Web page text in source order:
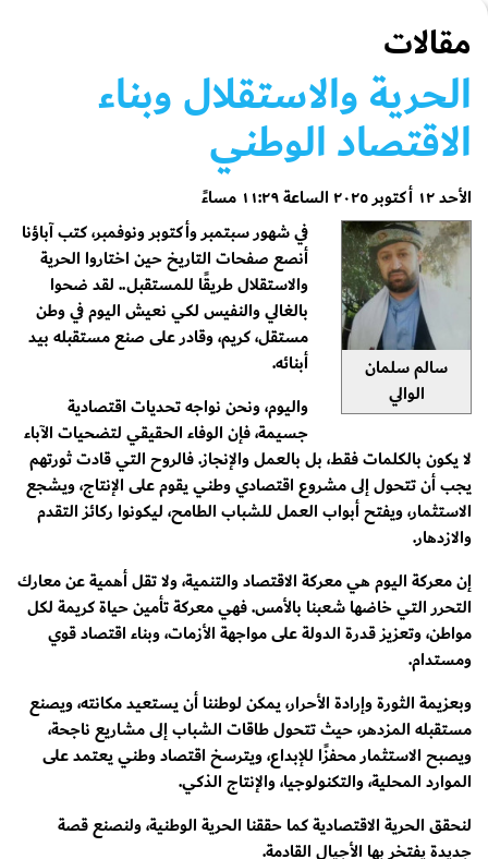
مقالات
الحرية والاستقلال وبناء
الاقتصاد الوطني
الأحد ١٢ أكتوبر ٢٠٢٥ الساعة ١١:٢٩ مساءً
سالم سلمان
الوالي
في شهور سبتمبر وأكتوبر ونوفمبر، كتب آباؤنا
أنصع صفحات التاريخ حين اختاروا الحرية
والاستقلال طريقًا للمستقبل.. لقد ضحوا
بالغالي والنفيس لكي نعيش اليوم في وطن
مستقل، كريم، وقادر على صنع مستقبله بيد
أبنائه.
واليوم، ونحن نواجه تحديات اقتصادية
جسيمة، فإن الوفاء الحقيقي لتضحيات الآباء
لا يكون بالكلمات فقط، بل بالعمل والإنجاز. فالروح التي قادت ثورتهم
يجب أن تتحول إلى مشروع اقتصادي وطني يقوم على الإنتاج، ويشجع
الاستثمار، ويفتح أبواب العمل للشباب الطامح، ليكونوا ركائز التقدم
والازدهار.
إن معركة اليوم هي معركة الاقتصاد والتنمية، ولا تقل أهمية عن معارك
التحرر التي خاضها شعبنا بالأمس. فهي معركة تأمين حياة كريمة لكل
مواطن، وتعزيز قدرة الدولة على مواجهة الأزمات، وبناء اقتصاد قوي
ومستدام.
وبعزيمة الثورة وإرادة الأحرار، يمكن لوطننا أن يستعيد مكانته، ويصنع
مستقبله المزدهر، حيث تتحول طاقات الشباب إلى مشاريع ناجحة،
ويصبح الاستثمار محفزًا للإبداع، ويترسخ اقتصاد وطني يعتمد على
الموارد المحلية، والتكنولوجيا، والإنتاج الذكي.
لنحقق الحرية الاقتصادية كما حققنا الحرية الوطنية، ولنصنع قصة
جديدة يفتخر بها الأجيال القادمة.